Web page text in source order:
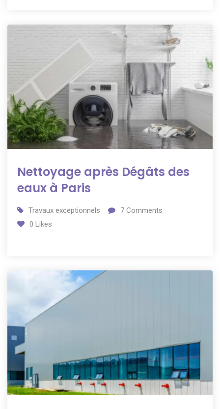
Nettoyage après Dégâts des
eaux à Paris
Travaux exceptionnels 7 Comments
0 Likes